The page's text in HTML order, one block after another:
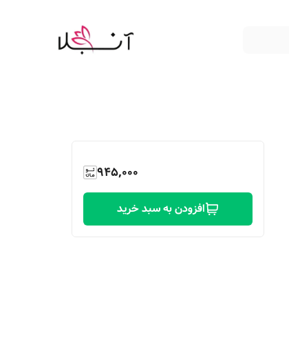
945,000
افزودن به سبد خرید